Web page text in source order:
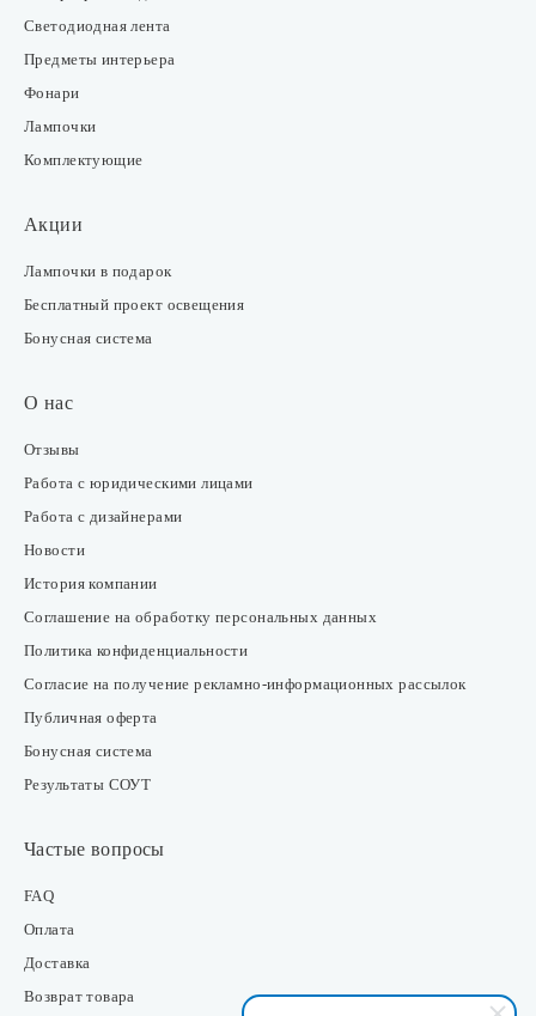
Светодиодная лента
Предметы интерьера
Фонари
Лампочки
Комплектующие
Акции
Лампочки в подарок
Бесплатный проект освещения
Бонусная система
О нас
Отзывы
Работа с юридическими лицами
Работа с дизайнерами
Новости
История компании
Соглашение на обработку персональных данных
Политика конфиденциальности
Согласие на получение рекламно-информационных рассылок
Публичная оферта
Бонусная система
Результаты СОУТ
Частые вопросы
FAQ
Оплата
Доставка
Возврат товара